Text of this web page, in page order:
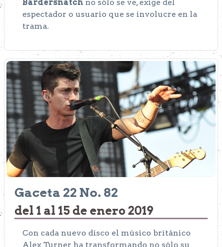
Bardersnatch no sólo se ve, exige del
espectador o usuario que se involucre en la
trama.
Gaceta 22 No. 82
del 1 al 15 de enero 2019
Con cada nuevo disco el músico británico
Alex Turner ha transformando no sólo su